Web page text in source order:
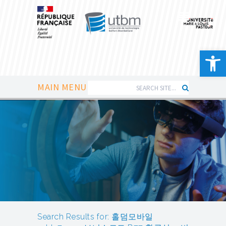
Ouvrir
MAIN MENU
Search Results for: 홀덤모바일